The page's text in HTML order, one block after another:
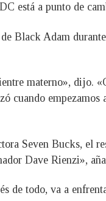
está a punto de
Black Adam
materno», dijo.
cuando
Seven Bucks, el
Dave Rienzi»,
de todo, va a